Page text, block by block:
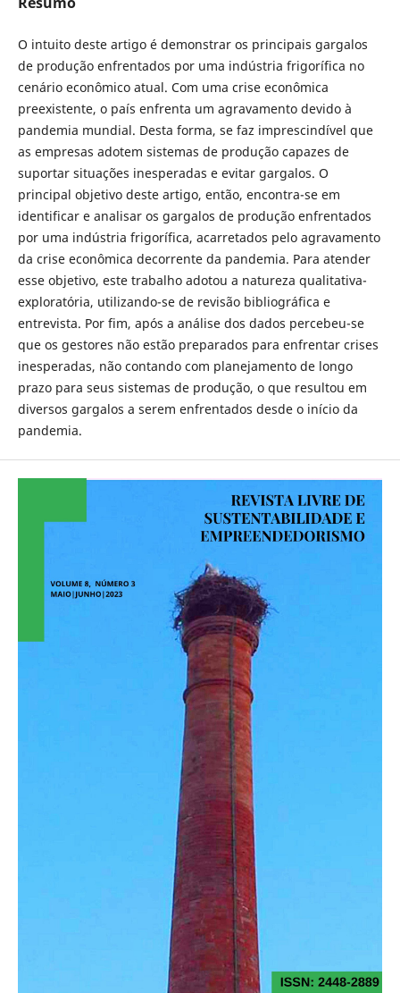
O intuito deste artigo é demonstrar os principais gargalos
de produção enfrentados por uma indústria frigorífica no
cenário econômico atual. Com uma crise econômica
preexistente, o país enfrenta um agravamento devido à
pandemia mundial. Desta forma, se faz imprescindível que
as empresas adotem sistemas de produção capazes de
suportar situações inesperadas e evitar gargalos. O
principal objetivo deste artigo, então, encontra-se em
identificar e analisar os gargalos de produção enfrentados
por uma indústria frigorífica, acarretados pelo agravamento
da crise econômica decorrente da pandemia. Para atender
esse objetivo, este trabalho adotou a natureza qualitativa-
exploratória, utilizando-se de revisão bibliográfica e
entrevista. Por fim, após a análise dos dados percebeu-se
que os gestores não estão preparados para enfrentar crises
inesperadas, não contando com planejamento de longo
prazo para seus sistemas de produção, o que resultou em
diversos gargalos a serem enfrentados desde o início da
pandemia.